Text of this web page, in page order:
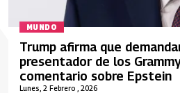
MUNDO
Lunes, 2 Febrero , 2026
Trump afirma que
presentador de los
comentario sobre Epstein